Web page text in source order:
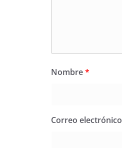
Nombre*
Correo electrónico